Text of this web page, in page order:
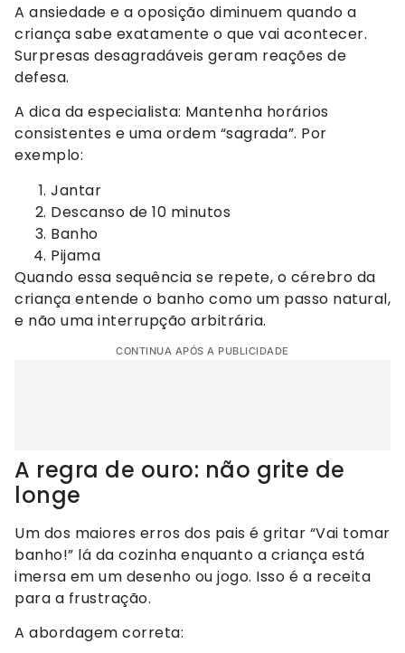
A ansiedade e a oposição diminuem quando a
criança sabe exatamente o que vai acontecer.
Surpresas desagradáveis geram reações de
defesa.
A dica da especialista: Mantenha horários
consistentes e uma ordem “sagrada”. Por
exemplo:
Jantar
Descanso de 10 minutos
Banho
Pijama
Quando essa sequência se repete, o cérebro da
criança entende o banho como um passo natural,
e não uma interrupção arbitrária.
CONTINUA APÓS A PUBLICIDADE
A regra de ouro: não grite de
longe
Um dos maiores erros dos pais é gritar “Vai tomar
banho!” lá da cozinha enquanto a criança está
imersa em um desenho ou jogo. Isso é a receita
para a frustração.
A abordagem correta: